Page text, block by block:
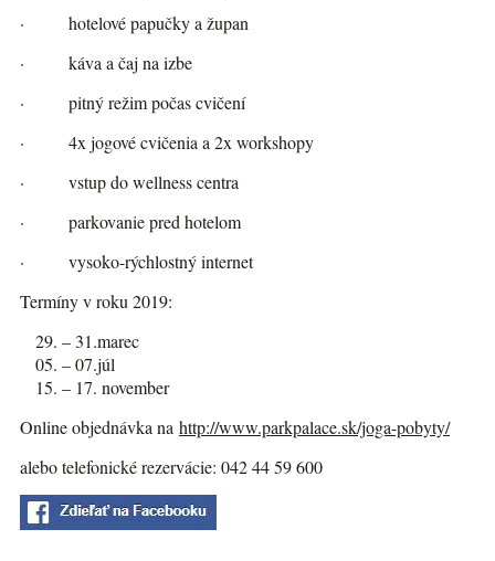
· hotelové papučky a župan
· káva a čaj na izbe
· pitný režim počas cvičení
· 4x jogové cvičenia a 2x workshopy
· vstup do wellness centra
· parkovanie pred hotelom
· vysoko-rýchlostný internet
Termíny v roku 2019:
29. – 31.marec
05. – 07.júl
15. – 17. november
Online objednávka na http://www.parkpalace.sk/joga-pobyty/
alebo telefonické rezervácie: 042 44 59 600